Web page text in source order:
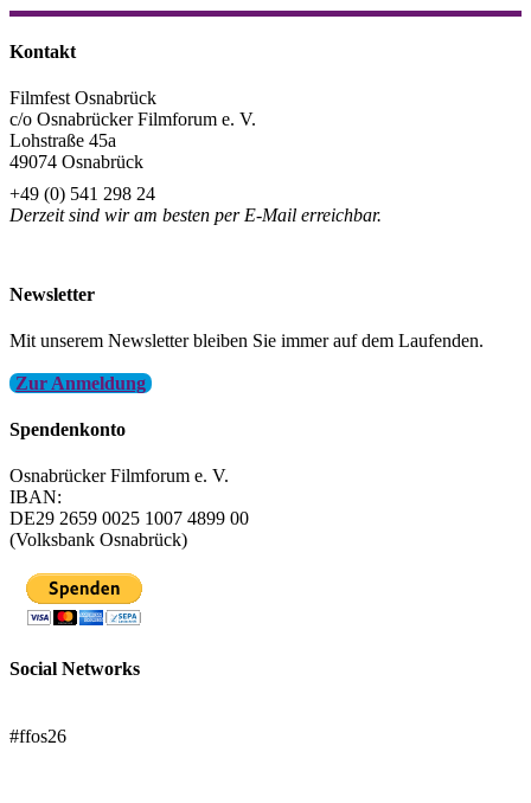
Kontakt
Filmfest Osnabrück
c/o Osnabrücker Filmforum e. V.
Lohstraße 45a
49074 Osnabrück
+49 (0) 541 298 24
Derzeit sind wir am besten per E-Mail erreichbar.
Newsletter
Mit unserem Newsletter bleiben Sie immer auf dem Laufenden.
Zur Anmeldung
Spendenkonto
Osnabrücker Filmforum e. V.
IBAN:
DE29 2659 0025 1007 4899 00
(Volksbank Osnabrück)
Social Networks
#ffos26